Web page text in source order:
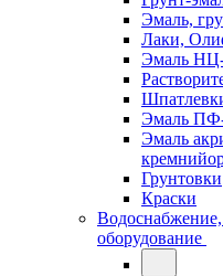
Эмаль,
Лаки,
Эмаль
Эмаль
Эмаль
Грунтовки
Краски
оборудование